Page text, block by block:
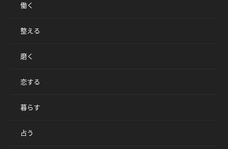
働く
整える
磨く
恋する
暮らす
占う